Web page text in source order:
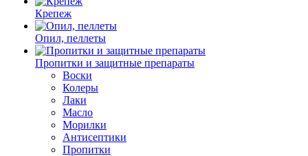
Крепеж
Опил, пеллеты
Пропитки и защитные препараты
Воски
Колеры
Лаки
Масло
Морилки
Антисептики
Пропитки